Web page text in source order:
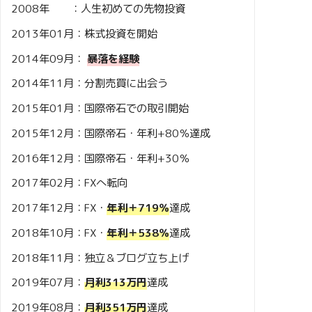
2008年 ：人生初めての先物投資
2013年01月：株式投資を開始
2014年09月：暴落を経験
2014年11月：分割売買に出会う
2015年01月：国際帝石での取引開始
2015年12月：国際帝石・年利+80％達成
2016年12月：国際帝石・年利+30％
2017年02月：FXへ転向
2017年12月：FX・年利＋719％達成
2018年10月：FX・年利＋538％達成
2018年11月：独立＆ブログ立ち上げ
2019年07月：月利313万円達成
2019年08月：月利351万円達成